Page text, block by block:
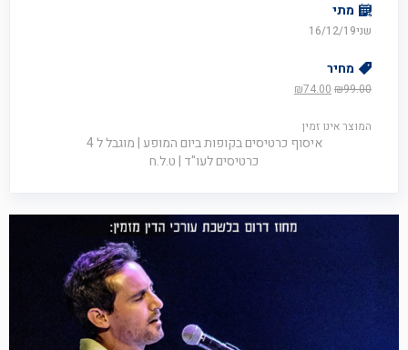
מתי
שני16/12/19
מחיר
₪99.00
המחיר
היה:
₪99.00.
₪74.00
₪74.00.
המוצר אינו זמין
איסוף כרטיסים בקופות ביום המופע | מוגבל ל 4
כרטיסים לעו"ד | ט.ל.ח